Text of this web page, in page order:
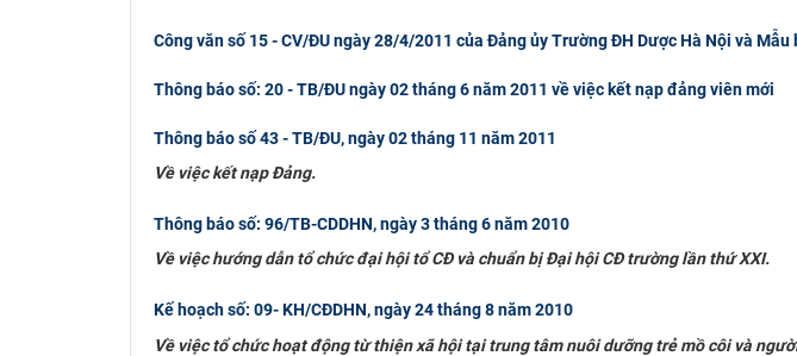
Công văn số 15 - CV/ĐU ngày 28/4/2011 của Đảng ủy Trường ĐH Dược Hà Nội và Mẫu
Thông báo số: 20 - TB/ĐU ngày 02 tháng 6 năm 2011 về việc kết nạp đảng viên mới
Thông báo số 43 - TB/ĐU, ngày 02 tháng 11 năm 2011
Về việc kết nạp Đảng.
Thông báo số: 96/TB-CDDHN, ngày 3 tháng 6 năm 2010
Về việc hướng dẫn tổ chức đại hội tổ CĐ và chuẩn bị Đại hội CĐ trường lần thứ XXI.
Kế hoạch số: 09- KH/CĐDHN, ngày 24 tháng 8 năm 2010
Về việc tổ chức hoạt động từ thiện xã hội tại trung tâm nuôi dưỡng trẻ mồ côi và